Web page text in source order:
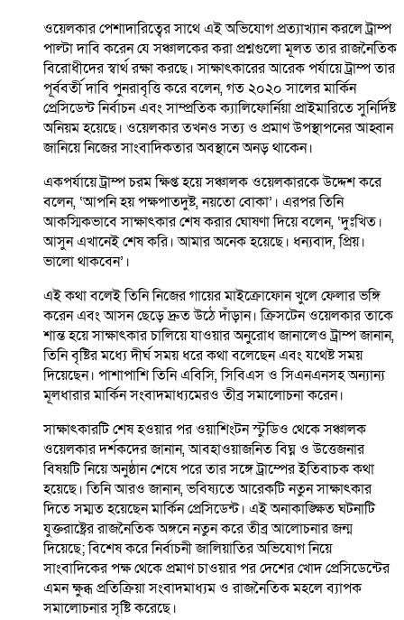
ওয়েলকার পেশাদারিত্বের সাথে এই অভিযোগ প্রত্যাখ্যান করলে ট্রাম্প
পাল্টা দাবি করেন যে সঞ্চালকের করা প্রশ্নগুলো মূলত তার রাজনৈতিক
বিরোধীদের স্বার্থ রক্ষা করছে। সাক্ষাৎকারের আরেক পর্যায়ে ট্রাম্প তার
পূর্ববর্তী দাবি পুনরাবৃত্তি করে বলেন, গত ২০২০ সালের মার্কিন
প্রেসিডেন্ট নির্বাচন এবং সাম্প্রতিক ক্যালিফোর্নিয়া প্রাইমারিতে সুনির্দিষ্ট
অনিয়ম হয়েছে। ওয়েলকার তখনও সত্য ও প্রমাণ উপস্থাপনের আহ্বান
জানিয়ে নিজের সাংবাদিকতার অবস্থানে অনড় থাকেন।
একপর্যায়ে ট্রাম্প চরম ক্ষিপ্ত হয়ে সঞ্চালক ওয়েলকারকে উদ্দেশ করে
বলেন, ‘আপনি হয় পক্ষপাতদুষ্ট, নয়তো বোকা’। এরপর তিনি
আকস্মিকভাবে সাক্ষাৎকার শেষ করার ঘোষণা দিয়ে বলেন, ‘দুঃখিত।
আসুন এখানেই শেষ করি। আমার অনেক হয়েছে। ধন্যবাদ, প্রিয়।
ভালো থাকবেন’।
এই কথা বলেই তিনি নিজের গায়ের মাইক্রোফোন খুলে ফেলার ভঙ্গি
করেন এবং আসন ছেড়ে দ্রুত উঠে দাঁড়ান। ক্রিসটেন ওয়েলকার তাকে
শান্ত হয়ে সাক্ষাৎকার চালিয়ে যাওয়ার অনুরোধ জানালেও ট্রাম্প জানান,
তিনি বৃষ্টির মধ্যে দীর্ঘ সময় ধরে কথা বলেছেন এবং যথেষ্ট সময়
দিয়েছেন। পাশাপাশি তিনি এবিসি, সিবিএস ও সিএনএনসহ অন্যান্য
মূলধারার মার্কিন সংবাদমাধ্যমেরও তীব্র সমালোচনা করেন।
সাক্ষাৎকারটি শেষ হওয়ার পর ওয়াশিংটন স্টুডিও থেকে সঞ্চালক
ওয়েলকার দর্শকদের জানান, আবহাওয়াজনিত বিঘ্ন ও উত্তেজনার
বিষয়টি নিয়ে অনুষ্ঠান শেষে পরে তার সঙ্গে ট্রাম্পের ইতিবাচক কথা
হয়েছে। তিনি আরও জানান, ভবিষ্যতে আরেকটি নতুন সাক্ষাৎকার
দিতে সম্মত হয়েছেন মার্কিন প্রেসিডেন্ট। এই অনাকাঙ্ক্ষিত ঘটনাটি
যুক্তরাষ্ট্রের রাজনৈতিক অঙ্গনে নতুন করে তীব্র আলোচনার জন্ম
দিয়েছে; বিশেষ করে নির্বাচনী জালিয়াতির অভিযোগ নিয়ে
সাংবাদিকের পক্ষ থেকে প্রমাণ চাওয়ার পর দেশের খোদ প্রেসিডেন্টের
এমন ক্ষুব্ধ প্রতিক্রিয়া সংবাদমাধ্যম ও রাজনৈতিক মহলে ব্যাপক
সমালোচনার সৃষ্টি করেছে।